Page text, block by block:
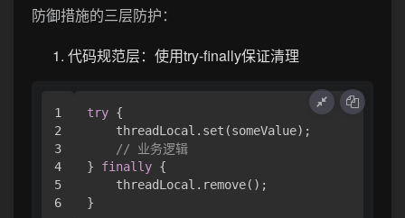
防御措施的三层防护：
代码规范层：使用try-finally保证清理
1
2
3
4
5
try {
    threadLocal.set(someValue);
// 业务逻辑
} finally {
    threadLocal.remove();